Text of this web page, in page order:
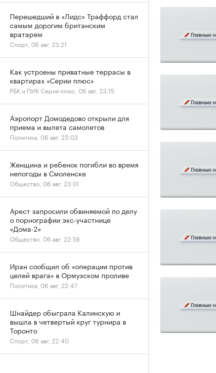
Перешедший в «Лидс» Траффорд стал
самым дорогим британским
вратарем
Спорт, 06 авг, 23:21
Как устроены приватные террасы в
квартирах «Серии плюс»
РБК и ПИК Серия плюс, 06 авг, 23:15
Аэропорт Домодедово открыли для
приема и вылета самолетов
Политика, 06 авг, 23:03
Женщина и ребенок погибли во время
непогоды в Смоленске
Общество, 06 авг, 23:01
Арест запросили обвиняемой по делу
о порнографии экс-участнице
«Дома-2»
Общество, 06 авг, 22:58
Иран сообщил об «операции против
целей врага» в Ормузском проливе
Политика, 06 авг, 22:47
Шнайдер обыграла Калинскую и
вышла в четвертый круг турнира в
Торонто
Спорт, 06 авг, 22:40